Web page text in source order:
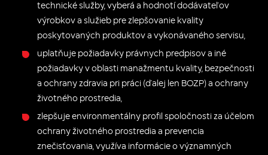
technické služby, vyberá a hodnotí dodávateľov
výrobkov a služieb pre zlepšovanie kvality
poskytovaných produktov a vykonávaného servisu,
uplatňuje požiadavky právnych predpisov a iné
požiadavky v oblasti manažmentu kvality, bezpečnosti
a ochrany zdravia pri práci (ďalej len BOZP) a ochrany
životného prostredia,
zlepšuje environmentálny profil spoločnosti za účelom
ochrany životného prostredia a prevencia
znečisťovania, využíva informácie o významných